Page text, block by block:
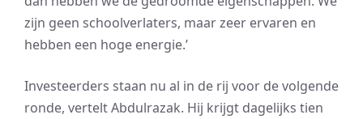
zijn geen schoolverlaters, maar zeer ervaren en
hebben een hoge energie.’
Investeerders staan nu al in de rij voor de volgende
ronde, vertelt Abdulrazak. Hij krijgt dagelijks tien